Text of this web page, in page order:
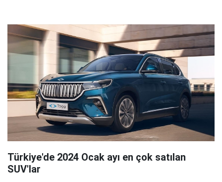
Türkiye'de 2024 Ocak ayı en çok satılan
SUV'lar